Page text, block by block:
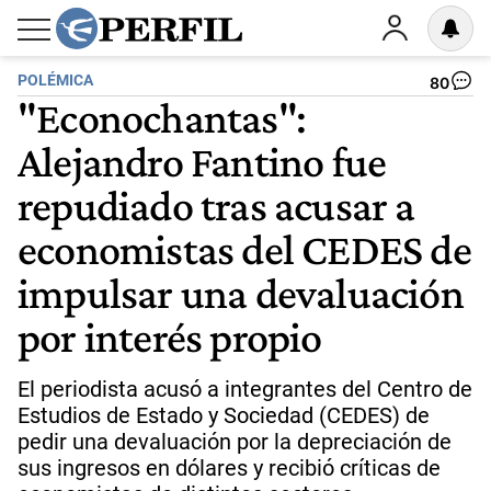
POLÉMICA 80
"Econochantas":
Alejandro Fantino fue
repudiado tras acusar a
economistas del CEDES de
impulsar una devaluación
por interés propio
El periodista acusó a integrantes del Centro de
Estudios de Estado y Sociedad (CEDES) de
pedir una devaluación por la depreciación de
sus ingresos en dólares y recibió críticas de